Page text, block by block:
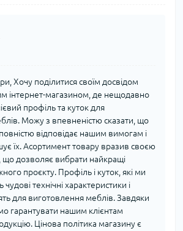
Хочу поділитися своїм досвідом
інтернет-магазином, де нещодавно
профіль та куток для
Можу з впевненістю сказати, що
повністю відповідає нашим вимогам і
їх. Асортимент товару вразив своєю
що дозволяє вибрати найкращі
проєкту. Профіль і куток, які ми
технічні характеристики і
для виготовлення меблів. Завдяки
гарантувати нашим клієнтам
Цінова політика магазину є